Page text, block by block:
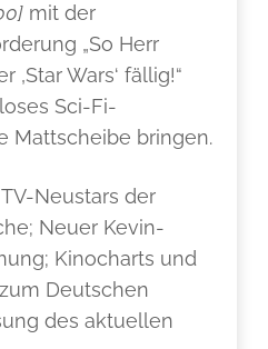
mit der
„So Herr
‚Star Wars‘ fällig!“
Sci-Fi-
Mattscheibe bringen.
Neustars der
Neuer Kevin-
Kinocharts und
Deutschen
des aktuellen